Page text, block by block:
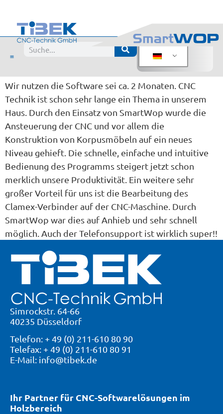
Bewertung:
Schreiner Dieterich GmbH
Wir nutzen die Software sei ca. 2 Monaten. CNC
Technik ist schon sehr lange ein Thema in unserem
Haus. Durch den Einsatz von SmartWop wurde die
Ansteuerung der CNC und vor allem die
Konstruktion von Korpusmöbeln auf ein neues
Niveau gehieft. Die schnelle, einfache und intuitive
Bedienung des Programms steigert jetzt schon
merklich unsere Produktivität. Ein weitere sehr
großer Vorteil für uns ist die Bearbeitung des
Clamex-Verbinder auf der CNC-Maschine. Durch
SmartWop war dies auf Anhieb und sehr schnell
möglich. Auch der Telefonsupport ist wirklich super!!
Ihr Partner für CNC-Softwarelösungen im
Holzbereich
Simrockstr. 64-66
40235 Düsseldorf
Telefon: + 49 (0) 211-610 80 90
Telefax: + 49 (0) 211-610 80 91
E-Mail: info@tibek.de